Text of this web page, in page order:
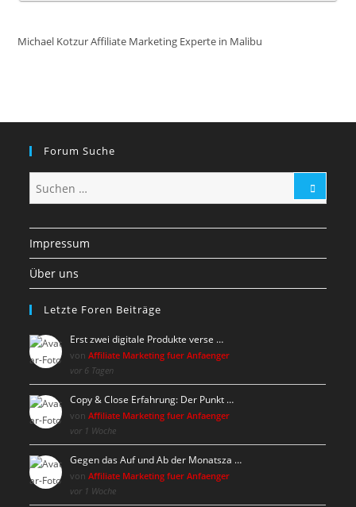
Michael Kotzur Affiliate Marketing Experte in Malibu
Forum Suche
Impressum
Über uns
Letzte Foren Beiträge
Erst zwei digitale Produkte verse …
vonAffiliate Marketing fuer Anfaenger
vor 6 Tagen
Copy & Close Erfahrung: Der Punkt …
vonAffiliate Marketing fuer Anfaenger
vor 1 Woche
Gegen das Auf und Ab der Monatsza …
vonAffiliate Marketing fuer Anfaenger
vor 1 Woche